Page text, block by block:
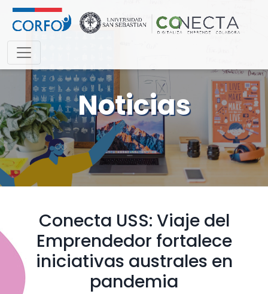
Noticias
Conecta USS: Viaje del
Emprendedor fortalece
iniciativas australes en
pandemia